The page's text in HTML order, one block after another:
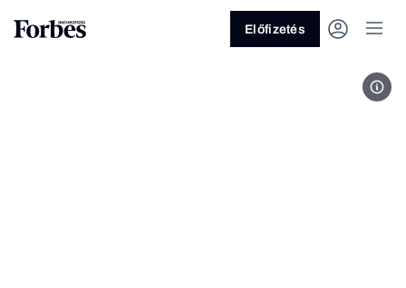
Előfizetés